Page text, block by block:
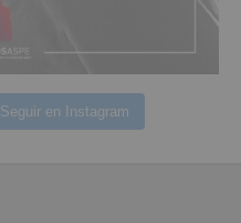
Seguir en Instagram